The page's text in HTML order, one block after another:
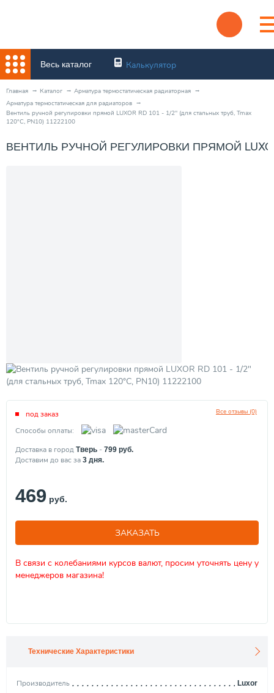
Весь каталог Калькулятор
Главная Каталог
Арматура термостатическая радиаторная
Арматура термостатическая для радиаторов
Вентиль ручной регулировки прямой LUXOR RD 101 - 1/2" (для стальных труб, Tmax
120°C, PN10) 11222100
ВЕНТИЛЬ РУЧНОЙ РЕГУЛИРОВКИ ПРЯМОЙ LUXOR
Все отзывы (0)
под заказ
Способы оплаты:
Доставка в город Тверь - 799 руб.
Доставим до вас за 3 дня.
469 руб.
ЗАКАЗАТЬ
В связи с колебаниями курсов валют, просим уточнять цену у
менеджеров магазина!
Технические Характеристики
Производитель Luxor